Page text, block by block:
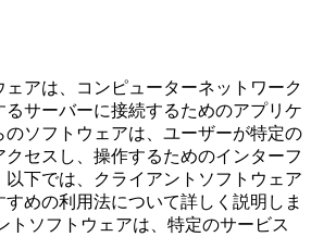
ェアは、コンピューターネットワーク
るサーバーに接続するためのアプリケ
のソフトウェアは、ユーザーが特定の
セスし、操作するためのインターフ
以下では、クライアントソフトウェア
めの利用法について詳しく説明しま
トソフトウェアは、特定のサービス